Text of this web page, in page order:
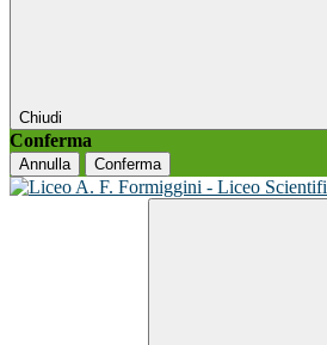
Chiudi
Conferma
Annulla Conferma